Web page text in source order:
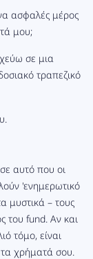
ασφαλές μέρος
μου;
σε μια
τραπεζικό
αυτό που οι
'ενημερωτικό
μυστικά – τους
του fund. Αν και
τόμο, είναι
χρήματά σου.